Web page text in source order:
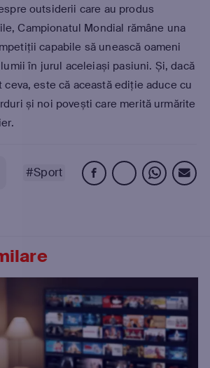
outsiderii care au produs
Campionatul Mondial rămâne una
capabile să unească oameni
în jurul aceleiași pasiuni. Și, dacă
ceva,este că această ediție aduce cu
și noi povești care merită urmărite
#Sport